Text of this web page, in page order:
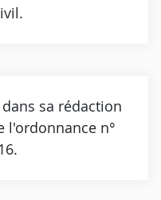
sa rédaction
l'ordonnance n°